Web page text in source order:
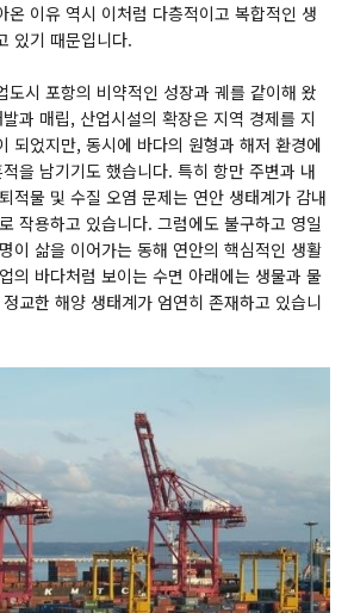
온 이유 역시 이처럼 다층적이고 복합적인 생
있기 때문입니다.
도시 포항의 비약적인 성장과 궤를 같이해 왔
과 매립, 산업시설의 확장은 지역 경제를 지
되었지만, 동시에 바다의 원형과 해저 환경에
을 남기기도 했습니다. 특히 항만 주변과 내
적물 및 수질 오염 문제는 연안 생태계가 감내
작용하고 있습니다. 그럼에도 불구하고 영일
이 삶을 이어가는 동해 연안의 핵심적인 생활
의 바다처럼 보이는 수면 아래에는 생물과 물
교한 해양 생태계가 엄연히 존재하고 있습니
or Keynote